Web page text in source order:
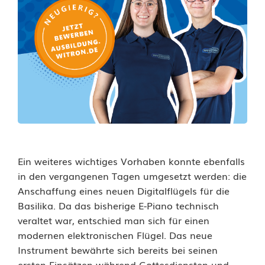
Ein weiteres wichtiges Vorhaben konnte ebenfalls
in den vergangenen Tagen umgesetzt werden: die
Anschaffung eines neuen Digitalflügels für die
Basilika. Da das bisherige E-Piano technisch
veraltet war, entschied man sich für einen
modernen elektronischen Flügel. Das neue
Instrument bewährte sich bereits bei seinen